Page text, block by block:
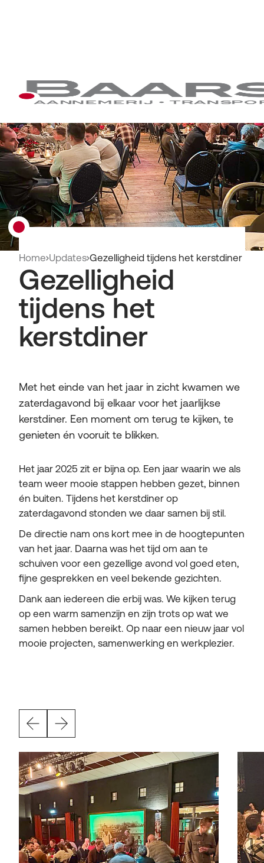
Home Updates Gezelligheid tijdens het kerstdiner
Gezelligheid
tijdens het
kerstdiner
Met het einde van het jaar in zicht kwamen we
zaterdagavond bij elkaar voor het jaarlijkse
kerstdiner. Een moment om terug te kijken, te
genieten én vooruit te blikken.
Het jaar 2025 zit er bijna op. Een jaar waarin we als
team weer mooie stappen hebben gezet, binnen
én buiten. Tijdens het kerstdiner op
zaterdagavond stonden we daar samen bij stil.
De directie nam ons kort mee in de hoogtepunten
van het jaar. Daarna was het tijd om aan te
schuiven voor een gezellige avond vol goed eten,
fijne gesprekken en veel bekende gezichten.
Dank aan iedereen die erbij was. We kijken terug
op een warm samenzijn en zijn trots op wat we
samen hebben bereikt. Op naar een nieuw jaar vol
mooie projecten, samenwerking en werkplezier.